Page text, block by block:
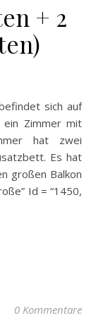
+ 2
Zimmer mit
hat zwei
Es hat
großen Balkon
Id = “1450,
0 Kommentare